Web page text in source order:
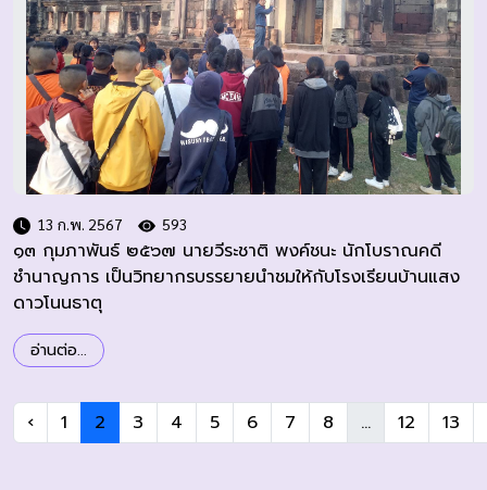
13 ก.พ. 2567 593
๑๓ กุมภาพันธ์ ๒๕๖๗ นายวีระชาติ พงค์ชนะ นักโบราณคดี
ชำนาญการ เป็นวิทยากรบรรยายนำชมให้กับโรงเรียนบ้านแสง
ดาวโนนธาตุ
อ่านต่อ...
‹ 1 2 3 4 5 6 7 8 ... 12 13